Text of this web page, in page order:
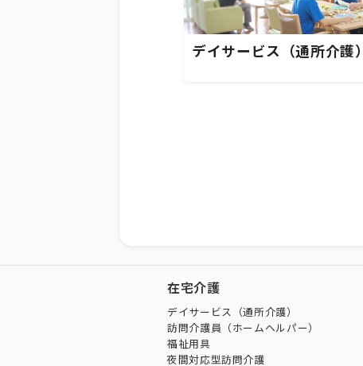
デイサービス（通所介護）
在宅介護
デイサービス（通所介護）
訪問介護員（ホームヘルパー）
福祉用具
夜間対応型訪問介護